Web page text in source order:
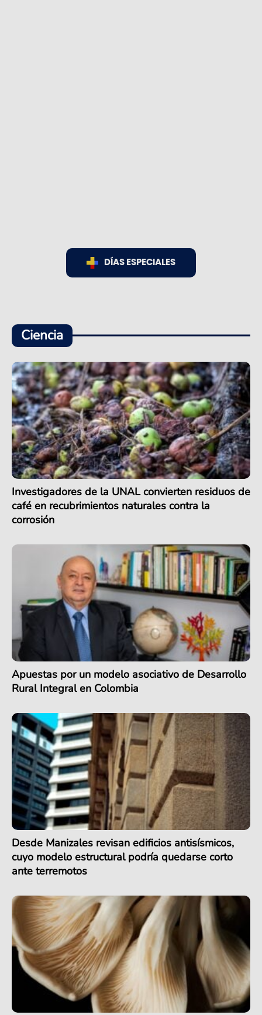
DÍAS ESPECIALES
Ciencia
Investigadores de la UNAL convierten residuos de
café en recubrimientos naturales contra la
corrosión
Apuestas por un modelo asociativo de Desarrollo
Rural Integral en Colombia
Desde Manizales revisan edificios antisísmicos,
cuyo modelo estructural podría quedarse corto
ante terremotos